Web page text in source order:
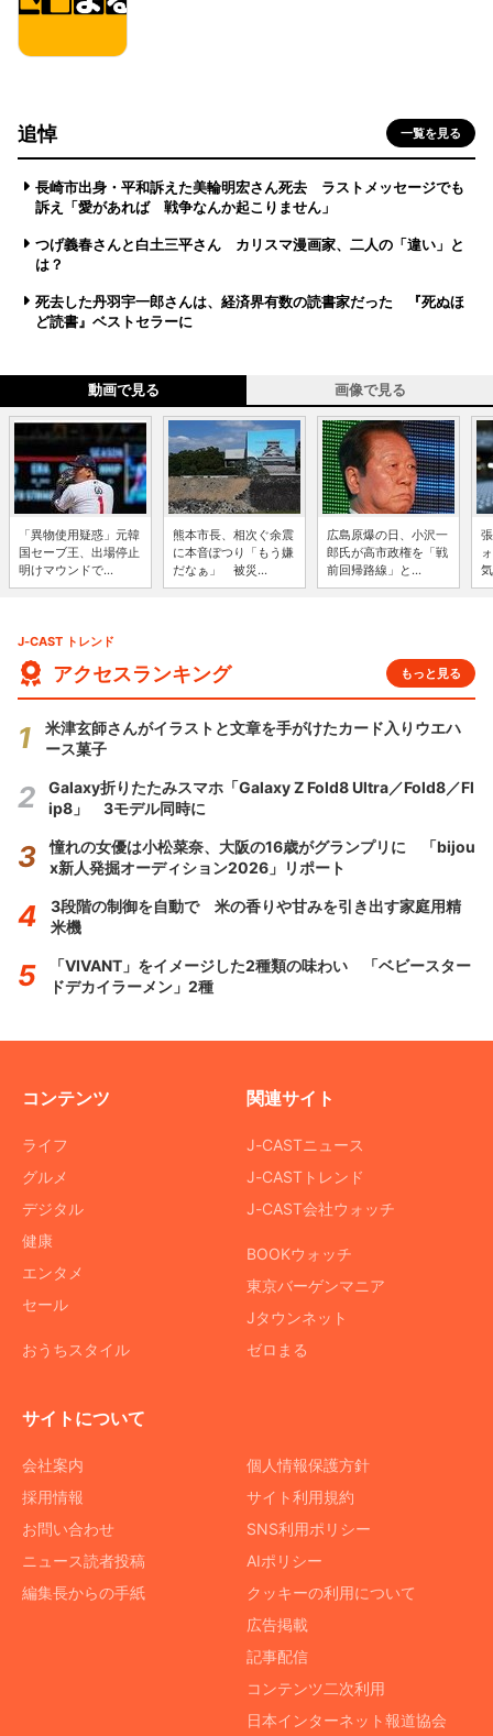
追悼 一覧を見る
長崎市出身・平和訴えた美輪明宏さん死去 ラストメッセージでも
訴え「愛があれば 戦争なんか起こりません」
つげ義春さんと白土三平さん カリスマ漫画家、二人の「違い」と
は？
死去した丹羽宇一郎さんは、経済界有数の読書家だった 『死ぬほ
ど読書』ベストセラーに
動画で見る 画像で見る
「異物使用疑惑」元韓
国セーブ王、出場停止
明けマウンドで...
熊本市長、相次ぐ余震
に本音ぽつり「もう嫌
だなぁ」 被災...
広島原爆の日、小沢一
郎氏が高市政権を「戦
前回帰路線」と...
J-CAST トレンド
アクセスランキング もっと見る
米津玄師さんがイラストと文章を手がけたカード入りウエハ
ース菓子
Galaxy折りたたみスマホ「Galaxy Z Fold8 Ultra／Fold8／Fl
ip8」 3モデル同時に
憧れの女優は小松菜奈、大阪の16歳がグランプリに 「bijou
x新人発掘オーディション2026」リポート
3段階の制御を自動で 米の香りや甘みを引き出す家庭用精
米機
「VIVANT」をイメージした2種類の味わい 「ベビースター
ドデカイラーメン」2種
コンテンツ
ライフ
グルメ
デジタル
健康
エンタメ
セール
おうちスタイル
関連サイト
J-CASTニュース
J-CASTトレンド
J-CAST会社ウォッチ
BOOKウォッチ
東京バーゲンマニア
Jタウンネット
ゼロまる
サイトについて
会社案内
採用情報
お問い合わせ
ニュース読者投稿
編集長からの手紙
個人情報保護方針
サイト利用規約
SNS利用ポリシー
AIポリシー
クッキーの利用について
広告掲載
記事配信
コンテンツ二次利用
日本インターネット報道協会